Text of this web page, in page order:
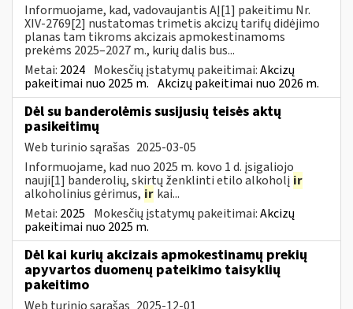
Informuojame, kad, vadovaujantis AĮ[1] pakeitimu Nr.
XIV-2769[2] nustatomas trimetis akcizų tarifų didėjimo
planas tam tikroms akcizais apmokestinamoms
prekėms 2025–2027 m., kurių dalis bus...
Metai: 2024 Mokesčių įstatymų pakeitimai:Akcizų
pakeitimai nuo 2025 m. Akcizų pakeitimai nuo 2026 m.
Dėl su banderolėmis susijusių teisės aktų
pasikeitimų
Web turinio sąrašas 2025-03-05
Informuojame, kad nuo 2025 m. kovo 1 d. įsigaliojo
nauji[1] banderolių, skirtų ženklinti etilo alkoholį ir
alkoholinius gėrimus, ir kai...
Metai: 2025 Mokesčių įstatymų pakeitimai:Akcizų
pakeitimai nuo 2025 m.
Dėl kai kurių akcizais apmokestinamų prekių
apyvartos duomenų pateikimo taisyklių
pakeitimo
Web turinio sąrašas 2025-12-01